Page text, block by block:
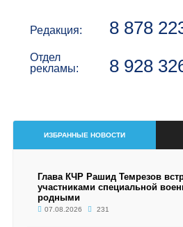
Редакция: 8 878
Отдел
рекламы:
8 928
ИЗБРАННЫЕ НОВОСТИ
Глава КЧР Рашид Темрезов
участниками специальной
родными
07.08.2026 231